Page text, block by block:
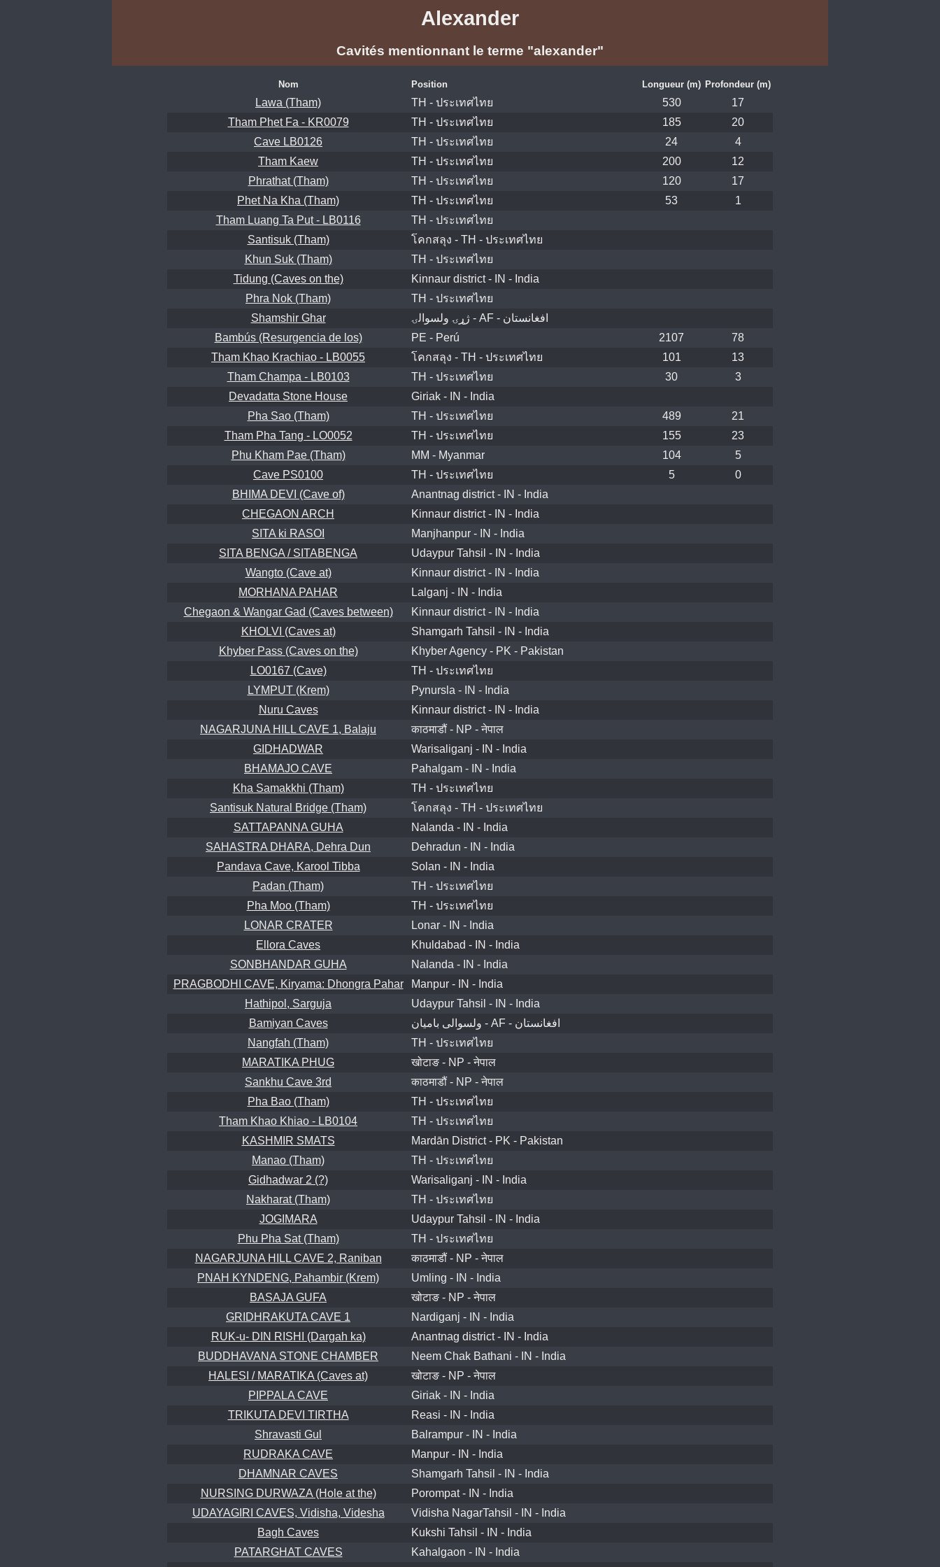
Alexander
Cavités mentionnant le terme "alexander"
Nom Position Longueur (m) Profondeur (m)
Lawa (Tham) TH - ประเทศไทย 530
17
Tham Phet Fa - KR0079
TH - ประเทศไทย 185
20
Cave LB0126
TH - ประเทศไทย 24
4
Tham Kaew
TH - ประเทศไทย 200
12
Phrathat (Tham)
TH - ประเทศไทย 120
17
Phet Na Kha (Tham)
TH - ประเทศไทย 53
1
Tham Luang Ta Put - LB0116
TH - ประเทศไทย
Santisuk (Tham)
โคกสลุง - TH - ประเทศไทย
Khun Suk (Tham)
TH - ประเทศไทย
Tidung (Caves on the)
Kinnaur district - IN - India
Phra Nok (Tham)
TH - ประเทศไทย
Shamshir Ghar
ژړۍ ولسوالۍ - AF - افغانستان
Bambús (Resurgencia de los)
PE - Perú 2107
78
Tham Khao Krachiao - LB0055
โคกสลุง - TH - ประเทศไทย 101
13
Tham Champa - LB0103
TH - ประเทศไทย 30
3
Devadatta Stone House
Giriak - IN - India
Pha Sao (Tham)
TH - ประเทศไทย 489
21
Tham Pha Tang - LO0052
TH - ประเทศไทย 155
23
Phu Kham Pae (Tham)
MM - Myanmar 104
5
Cave PS0100
TH - ประเทศไทย 5
0
BHIMA DEVI (Cave of)
Anantnag district - IN - India
CHEGAON ARCH
Kinnaur district - IN - India
SITA ki RASOI
Manjhanpur - IN - India
SITA BENGA / SITABENGA
Udaypur Tahsil - IN - India
Wangto (Cave at)
Kinnaur district - IN - India
MORHANA PAHAR
Lalganj - IN - India
Chegaon & Wangar Gad (Caves between)
Kinnaur district - IN - India
KHOLVI (Caves at)
Shamgarh Tahsil - IN - India
Khyber Pass (Caves on the)
Khyber Agency - PK - Pakistan
LO0167 (Cave)
TH - ประเทศไทย
LYMPUT (Krem)
Pynursla - IN - India
Nuru Caves
Kinnaur district - IN - India
NAGARJUNA HILL CAVE 1, Balaju
काठमाडौं - NP - नेपाल
GIDHADWAR
Warisaliganj - IN - India
BHAMAJO CAVE
Pahalgam - IN - India
Kha Samakkhi (Tham)
TH - ประเทศไทย
Santisuk Natural Bridge (Tham)
โคกสลุง - TH - ประเทศไทย
SATTAPANNA GUHA
Nalanda - IN - India
SAHASTRA DHARA, Dehra Dun
Dehradun - IN - India
Pandava Cave, Karool Tibba
Solan - IN - India
Padan (Tham)
TH - ประเทศไทย
Pha Moo (Tham)
TH - ประเทศไทย
LONAR CRATER
Lonar - IN - India
Ellora Caves
Khuldabad - IN - India
SONBHANDAR GUHA
Nalanda - IN - India
PRAGBODHI CAVE, Kiryama: Dhongra Pahar
Manpur - IN - India
Hathipol, Sarguja
Udaypur Tahsil - IN - India
Bamiyan Caves
ولسوالی بامیان - AF - افغانستان
Nangfah (Tham)
TH - ประเทศไทย
MARATIKA PHUG
खोटाङ - NP - नेपाल
Sankhu Cave 3rd
काठमाडौं - NP - नेपाल
Pha Bao (Tham)
TH - ประเทศไทย
Tham Khao Khiao - LB0104
TH - ประเทศไทย
KASHMIR SMATS
Mardān District - PK - Pakistan
Manao (Tham)
TH - ประเทศไทย
Gidhadwar 2 (?)
Warisaliganj - IN - India
Nakharat (Tham)
TH - ประเทศไทย
JOGIMARA
Udaypur Tahsil - IN - India
Phu Pha Sat (Tham)
TH - ประเทศไทย
NAGARJUNA HILL CAVE 2, Raniban
काठमाडौं - NP - नेपाल
PNAH KYNDENG, Pahambir (Krem)
Umling - IN - India
BASAJA GUFA
खोटाङ - NP - नेपाल
GRIDHRAKUTA CAVE 1
Nardiganj - IN - India
RUK-u- DIN RISHI (Dargah ka)
Anantnag district - IN - India
BUDDHAVANA STONE CHAMBER
Neem Chak Bathani - IN - India
HALESI / MARATIKA (Caves at)
खोटाङ - NP - नेपाल
PIPPALA CAVE
Giriak - IN - India
TRIKUTA DEVI TIRTHA
Reasi - IN - India
Shravasti Gul
Balrampur - IN - India
RUDRAKA CAVE
Manpur - IN - India
DHAMNAR CAVES
Shamgarh Tahsil - IN - India
NURSING DURWAZA (Hole at the)
Porompat - IN - India
UDAYAGIRI CAVES, Vidisha, Videsha
Vidisha NagarTahsil - IN - India
Bagh Caves
Kukshi Tahsil - IN - India
PATARGHAT CAVES
Kahalgaon - IN - India